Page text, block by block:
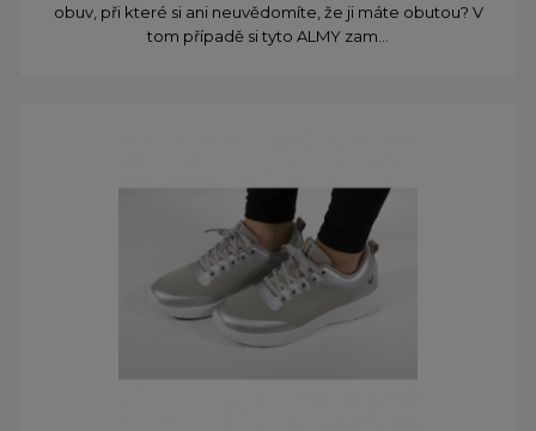
obuv, při které si ani neuvědomíte, že ji máte obutou? V
tom případě si tyto ALMY zam...